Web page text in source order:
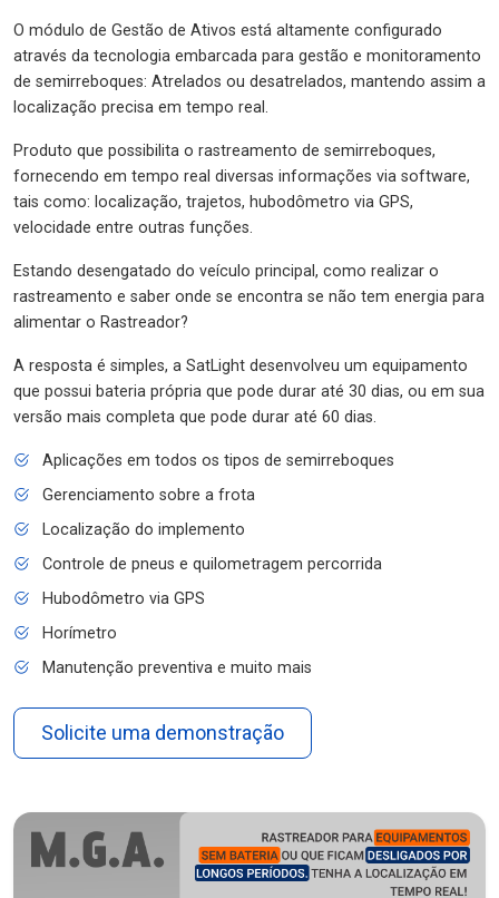
O módulo de Gestão de Ativos está altamente configurado
através da tecnologia embarcada para gestão e monitoramento
de semirreboques: Atrelados ou desatrelados, mantendo assim a
localização precisa em tempo real.
Produto que possibilita o rastreamento de semirreboques,
fornecendo em tempo real diversas informações via software,
tais como: localização, trajetos, hubodômetro via GPS,
velocidade entre outras funções.
Estando desengatado do veículo principal, como realizar o
rastreamento e saber onde se encontra se não tem energia para
alimentar o Rastreador?
A resposta é simples, a SatLight desenvolveu um equipamento
que possui bateria própria que pode durar até 30 dias, ou em sua
versão mais completa que pode durar até 60 dias.
Aplicações em todos os tipos de semirreboques
Gerenciamento sobre a frota
Localização do implemento
Controle de pneus e quilometragem percorrida
Hubodômetro via GPS
Horímetro
Manutenção preventiva e muito mais
Solicite uma demonstração